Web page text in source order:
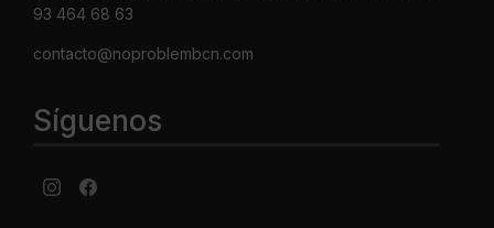
93 464 68 63
contacto@noproblembcn.com
Síguenos